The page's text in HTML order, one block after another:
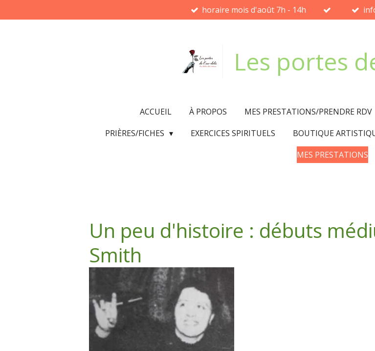
au
horaire mois d'août 7h - 14h
Les portes
ACCUEIL À PROPOS MES PRESTATIONS/PRENDRE RDV
PRIÈRES/FICHES
EXERCICES SPIRITUELS BOUTIQUE
MES PRESTATIONS
Un peu d'histoire : débuts
Smith